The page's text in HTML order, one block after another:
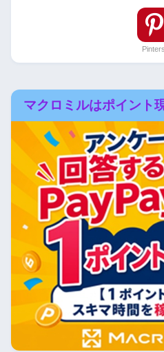
マクロミルはポイント